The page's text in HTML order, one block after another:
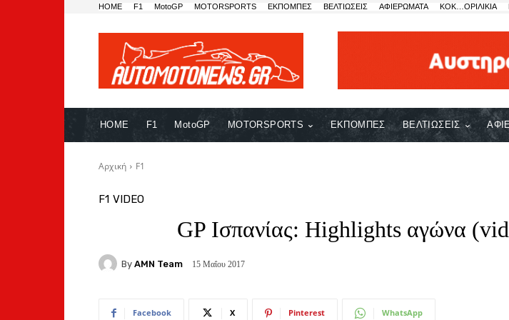
HOME F1 MotoGP MOTORSPORTS ΕΚΠΟΜΠΕΣ ΒΕΛΤΙΩΣΕΙΣ ΑΦΙΕΡΩΜΑΤΑ ΚΟΚ…ΟΡΙΛΙΚΙΑ
HOME F1 MotoGP MOTORSPORTS ΕΚΠΟΜΠΕΣ ΒΕΛΤΙΩΣΕΙΣ
Αρχική F1
F1 VIDEO
GP Iσπανίας: Highlights αγώνα
By AMN Team 15 Μαΐου 2017
Facebook X Pinterest WhatsApp